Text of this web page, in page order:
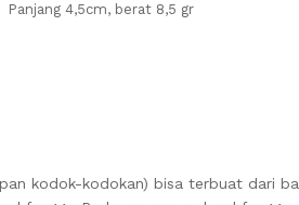
Panjang 4,5cm, berat 8,5 gr
kodok-kodokan) bisa terbuat dari